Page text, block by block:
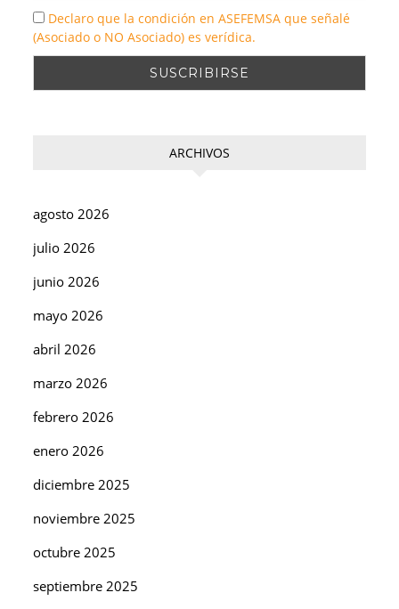
Declaro que la condición en ASEFEMSA que señalé
(Asociado o NO Asociado) es verídica.
ARCHIVOS
agosto 2026
julio 2026
junio 2026
mayo 2026
abril 2026
marzo 2026
febrero 2026
enero 2026
diciembre 2025
noviembre 2025
octubre 2025
septiembre 2025